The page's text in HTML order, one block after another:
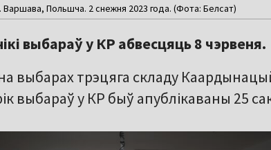
Варшава, Польшча. 2 снежня 2023 года. (Фота: Белсат)
выбараў у КР абвесцяць 8 чэрвеня.
выбарах трэцяга складу
выбараў у КР быў апублікаваны 25